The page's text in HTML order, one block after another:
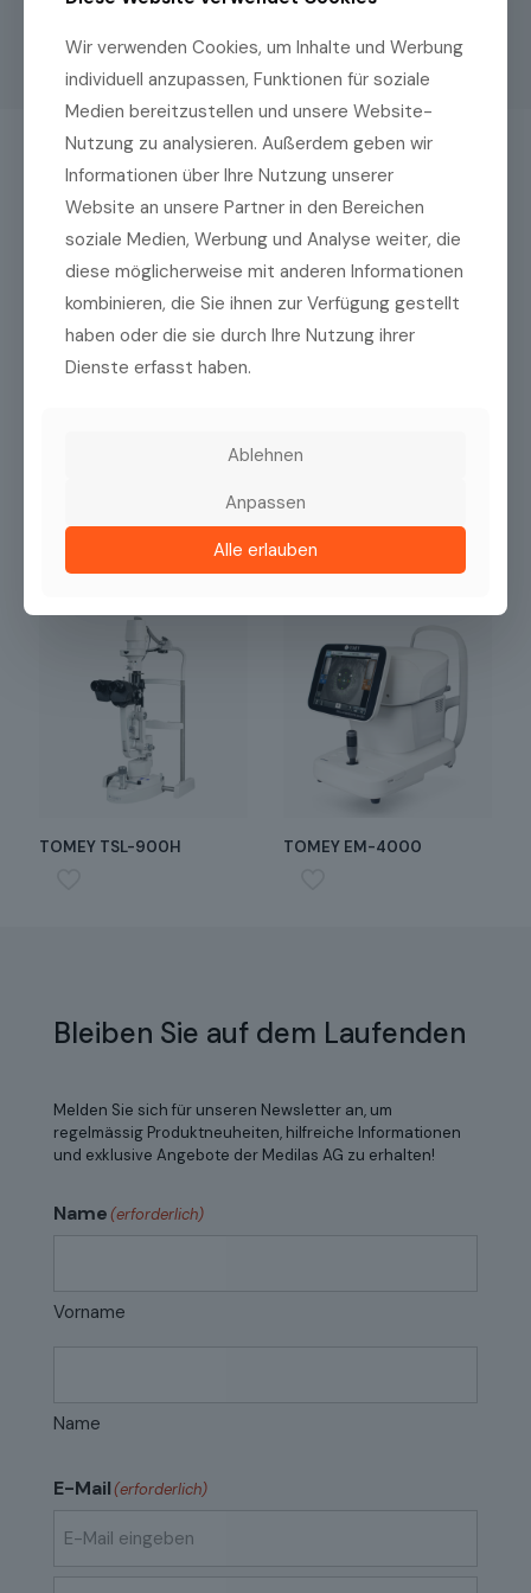
Das könnte Sie auch interessieren
TOMEY TSL-900H TOMEY EM-4000
Bleiben Sie auf dem Laufenden
Melden Sie sich für unseren Newsletter an, um
regelmässig Produktneuheiten, hilfreiche Informationen
und exklusive Angebote der Medilas AG zu erhalten!
Name(erforderlich)
Vorname
Name
E-Mail(erforderlich)
Wir verwenden Cookies, um Inhalte und Werbung
individuell anzupassen, Funktionen für soziale
Medien bereitzustellen und unsere Website-
Nutzung zu analysieren. Außerdem geben wir
Informationen über Ihre Nutzung unserer
Website an unsere Partner in den Bereichen
soziale Medien, Werbung und Analyse weiter, die
diese möglicherweise mit anderen Informationen
kombinieren, die Sie ihnen zur Verfügung gestellt
haben oder die sie durch Ihre Nutzung ihrer
Dienste erfasst haben.
Ablehnen
Anpassen
Alle erlauben